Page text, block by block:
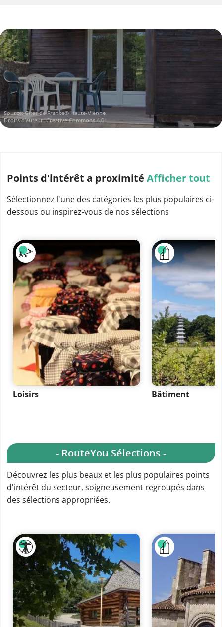
Source: Gîtes de France® Haute-Vienne
Droits d'auteur: Creative Commons 4.0
Points d'intérêt a proximité Afficher tout
Sélectionnez l'une des catégories les plus populaires ci-
dessous ou inspirez-vous de nos sélections
Loisirs Bâtiment
- RouteYou Sélections -
Découvrez les plus beaux et les plus populaires points
d'intérêt du secteur, soigneusement regroupés dans
des sélections appropriées.